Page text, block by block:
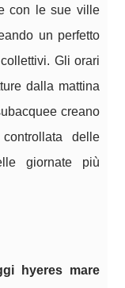
con le sue ville
un perfetto
Gli orari
dalla mattina
creano
delle
giornate più
hyeres mare